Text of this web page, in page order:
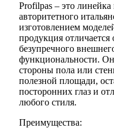
Profilpas – это
авторитетного
изготовлением
продукция
безупречного
функциональности.
стороны пола или
полезной площади,
посторонних глаз и
любого стиля.
Преимущества: